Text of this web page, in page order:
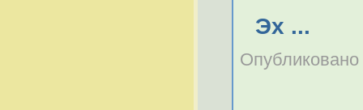
Эх ...